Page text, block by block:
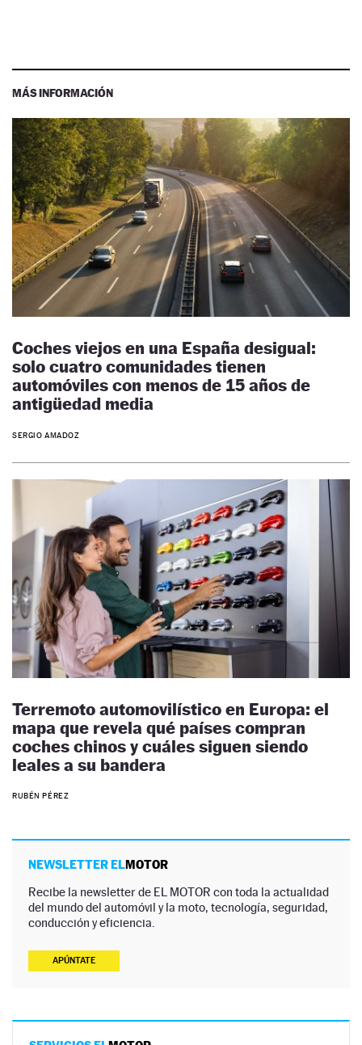
MÁS INFORMACIÓN
Coches viejos en una España desigual:
solo cuatro comunidades tienen
automóviles con menos de 15 años de
antigüedad media
SERGIO AMADOZ
Terremoto automovilístico en Europa: el
mapa que revela qué países compran
coches chinos y cuáles siguen siendo
leales a su bandera
RUBÉN PÉREZ
NEWSLETTER ELMOTOR
Recibe la newsletter de EL MOTOR con toda la actualidad
del mundo del automóvil y la moto, tecnología, seguridad,
conducción y eficiencia.
APÚNTATE